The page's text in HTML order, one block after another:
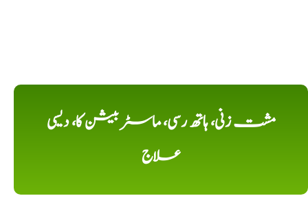
مشت زنی، ہاتھ رسی، ماسٹر بیشن کا، دیسی
علاج